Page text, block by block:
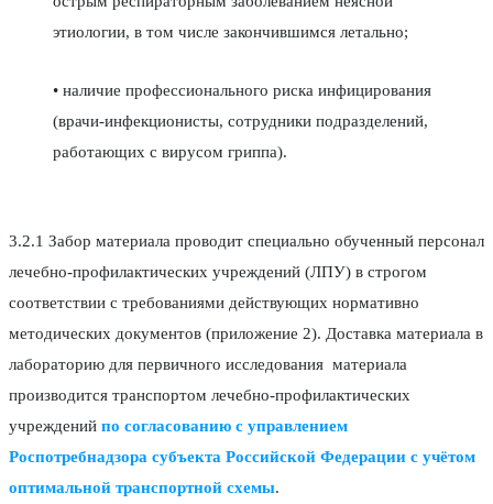
этиологии, в том числе закончившимся летально;
• наличие профессионального риска инфицирования
(врачи-инфекционисты, сотрудники подразделений,
работающих с вирусом гриппа).
3.2.1 Забор материала проводит специально обученный персонал
лечебно-профилактических учреждений (ЛПУ) в строгом
соответствии с требованиями действующих нормативно
методических документов (приложение 2). Доставка материала в
лабораторию для первичного исследования материала
производится транспортом лечебно-профилактических
учреждений по согласованию с управлением
Роспотребнадзора субъекта Российской Федерации с учётом
оптимальной транспортной схемы.